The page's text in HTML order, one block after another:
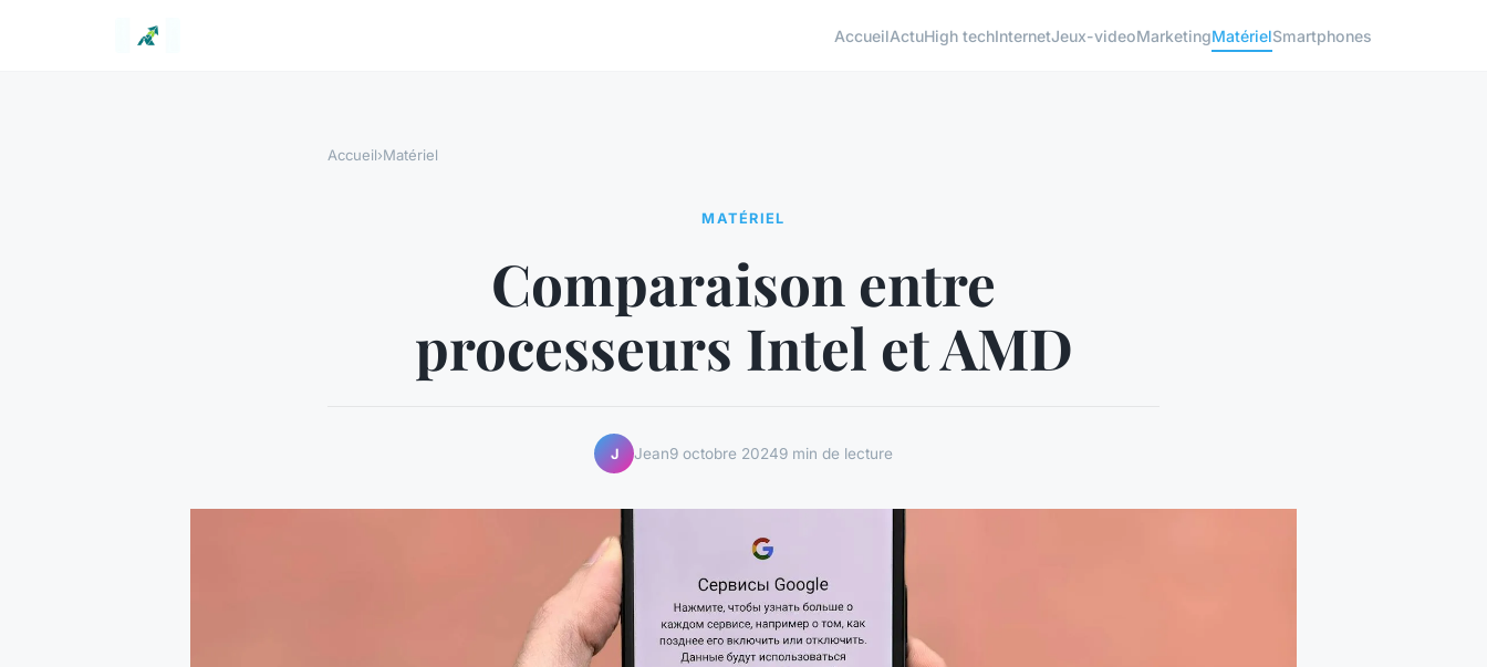
AccueilActuHigh techInternetJeux-videoMarketingMatérielSmartphones
Accueil›Matériel
MATÉRIEL
Comparaison entre
processeurs Intel et AMD
J Jean9 octobre 20249 min de lecture